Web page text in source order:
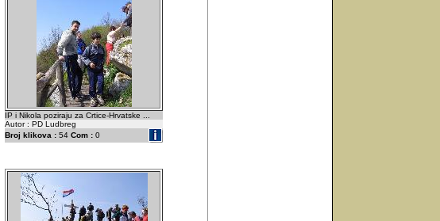
IP i Nikola poziraju za Crtice-Hrvatske ...
Autor : PD Ludbreg
Broj klikova : 54 Com : 0